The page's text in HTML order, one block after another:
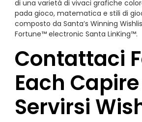
di una varietà di vivaci grafiche
pada gioco, matematica e stili di
composto da Santa’s Winning
Fortune™ electronic Santa LinKing™.
Contattaci
Each
Servirsi